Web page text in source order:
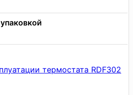
термостата RDF302